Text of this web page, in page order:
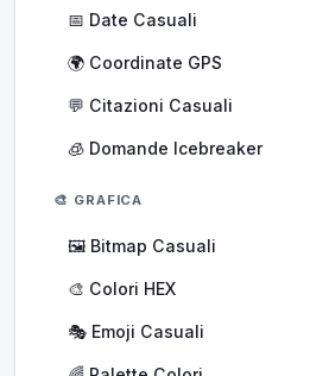
📅 Date Casuali
🌍 Coordinate GPS
💬 Citazioni Casuali
🧊 Domande Icebreaker
🎨 GRAFICA
🖼️ Bitmap Casuali
🎨 Colori HEX
🎭 Emoji Casuali